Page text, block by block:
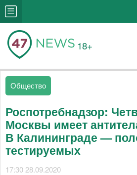
18+
Общество
Роспотребнадзор:
Москвы имеет
В Калининграде —
тестируемых
17:30 28.09.2020